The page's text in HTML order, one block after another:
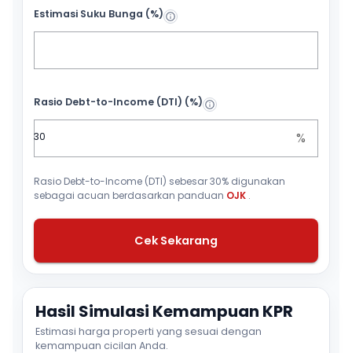
Estimasi Suku Bunga (%)
Rasio Debt-to-Income (DTI) (%)
%
Rasio Debt-to-Income (DTI) sebesar 30% digunakan
sebagai acuan berdasarkan panduan OJK .
Cek Sekarang
Hasil Simulasi Kemampuan KPR
Estimasi harga properti yang sesuai dengan
kemampuan cicilan Anda.